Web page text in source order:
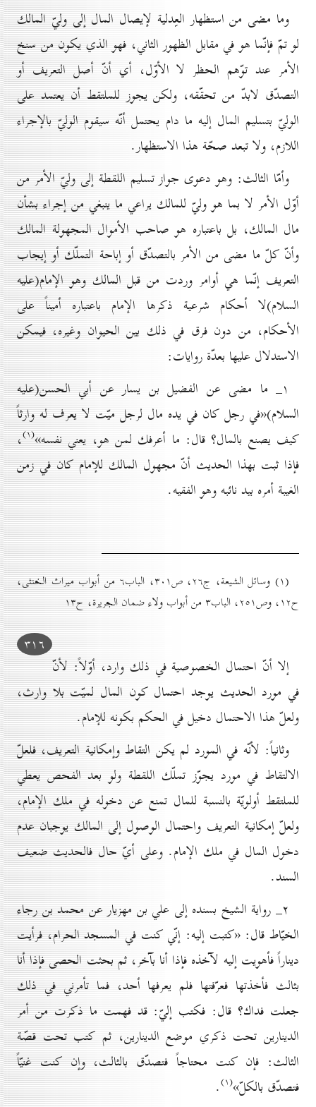
وما مضى من استظهار العِدلية لإيصال المال إلى وليّ المالك
لو تمّ فإنّما هو في مقابل الظهور الثاني، فهو الذي يكون من سنخ
الأمر عند توّهم الحظر لا الأوّل، أي أنّ أصل التعريف أو
التصدّق لابدّ من تحقّقه، ولكن يجوز للملتقط أن يعتمد على
الوليّ بتسليم المال إليه ما دام يحتمل أنّه سيقوم الوليّ بالإجراء
اللازم، ولا تبعد صحّة هذا الاستظهار.
وأمّا الثالث: وهو دعوى جواز تسليم اللقطة إلى وليّ الأمر من
أوّل الأمر لا بما هو وليّ للمالك يراعي ما ينبغي من إجراء بشأن
مال المالك، بل باعتباره هو صاحب الأموال المجهولة المالك
وأنّ كلّ ما مضى من الأمر بالتصدّق أو إباحة التملّك أو إيجاب
التعريف إنّما هي أوامر وردت من قبل المالك وهو الإمام(علیه
السلام)لا أحكام شرعية ذكرها الإمام باعتباره أميناً على
الأحكام، من دون فرق في ذلك بين الحيوان وغيره، فيمكن
الاستدلال عليها بعدّة روايات:
۱_ ما مضى عن الفضيل بن يسار عن أبي الحسن(علیه
السلام)«في رجل كان في يده مال لرجل ميّت لا يعرف له وارثاً
كيف يصنع بالمال؟ قال: ما أعرفك لمن هو، يعني نفسه»(۱) ،
فإذا ثبت بهذا الحديث أنّ مجهول المالك للإمام كان في زمن
الغيبة أمره بيد نائبه وهو الفقيه.
(۱) وسائل الشيعة، ج۲٦، ص۳٠۱، الباب٦ من أبواب ميراث الخنثى،
ح۱۲، وص۲٥۱، الباب۳ من أبواب ولاء ضمان الجريرة، ح۱۳
۳۱٦
إلا أنّ احتمال الخصوصية في ذلك وارد، أوّلاً: لأنّ
في مورد الحديث يوجد احتمال كون المال لميّت بلا وارث،
ولعلّ هذا الاحتمال دخيل في الحكم بكونه للإمام.
وثانياً: لأنّه في المورد لم يكن التقاط وإمكانية التعريف، فلعلّ
الالتقاط في مورد يجوّز تملّك اللقطة ولو بعد الفحص يعطي
للملتقط أولويّة بالنسبة للمال تمنع عن دخوله في ملك الإمام،
ولعلّ إمكانية التعريف واحتمال الوصول إلى المالك يوجبان عدم
دخول المال في ملك الإمام. وعلى أيّ حال فالحديث ضعيف
السند.
۲_ رواية الشيخ بسنده إلى علي بن مهزيار عن محمد بن رجاء
الخيّاط قال: «كتبت إليه: إنّي كنت في المسجد الحرام، فرأيت
ديناراً فأهويت إليه لآخذه فإذا أنا بآخر، ثم بحثت الحصى فإذا أنا
بثالث فأخذتها فعرّفتها فلم يعرفها أحد، فما تأمرني في ذلك
جعلت فداك؟ قال: فكتب إليّ: قد فهمت ما ذكرت من أمر
الدينارين تحت ذكري موضع الدينارين، ثم كتب تحت قصّة
الثالث: فإن كنت محتاجاً فتصدّق بالثالث، وإن كنت غنيّاً
فتصدّق بالكلّ»(۱) .